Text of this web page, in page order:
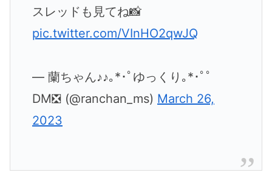
スレッドも見てね📸
pic.twitter.com/VInHO2qwJQ
— 蘭ちゃん♪♪｡*･ﾟゆっくり｡*･ﾟﾟ
DM❎ (@ranchan_ms) March 26,
2023